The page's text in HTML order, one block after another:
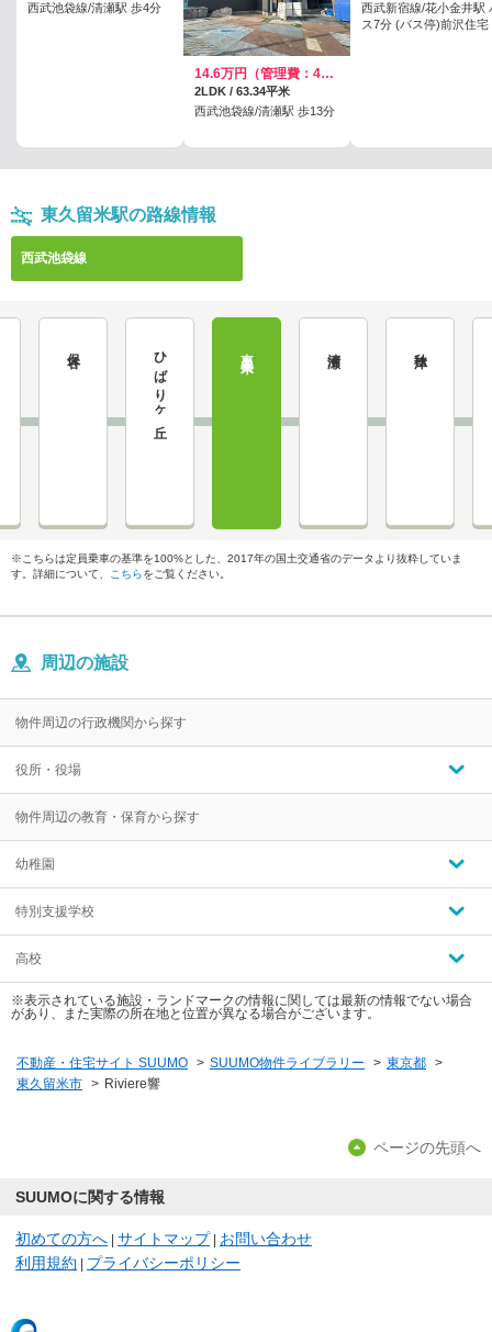
西武池袋線/清瀬駅 歩4分
14.6万円（管理費：4000円）
2LDK / 63.34平米
西武池袋線/清瀬駅 歩13分
西武新宿線/花小金井駅
ス7分 (バス停)前沢住宅
東久留米駅の路線情報
西武池袋線
ひばりヶ丘
※こちらは定員乗車の基準を100%とした、2017年の国土交通省のデータより抜粋していま
す。詳細について、
こちらをご覧ください。
周辺の施設
物件周辺の行政機関から探す
役所・役場
物件周辺の教育・保育から探す
幼稚園
特別支援学校
高校
※表示されている施設・ランドマークの情報に関しては最新の情報でない場合
があり、また実際の所在地と位置が異なる場合がございます。
不動産・住宅サイト SUUMO > SUUMO物件ライブラリー > 東京都 >
東久留米市 > Riviere響
ページの先頭へ
SUUMOに関する情報
初めての方へ サイトマップ
お問い合わせ
利用規約
プライバシーポリシー